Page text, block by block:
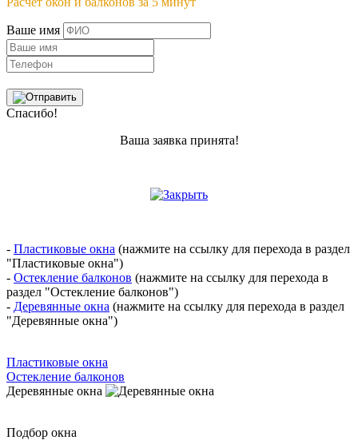
Ваше имя
Спасибо!
Ваша заявка принята!
- Пластиковые окна (нажмите на ссылку для перехода в раздел
"Пластиковые окна")
- Остекление балконов (нажмите на ссылку для перехода в
раздел "Остекление балконов")
- Деревянные окна (нажмите на ссылку для перехода в раздел
"Деревянные окна")
Пластиковые окна
Остекление балконов
Деревянные окна
Подбор окна